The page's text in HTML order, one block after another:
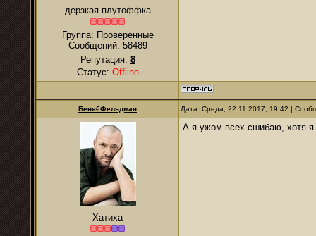
дерзкая плутоффка
Группа: Проверенные
Сообщений: 58489
Репутация: 8
Статус: Offline
Беня€Фельдман Дата: Среда, 22.11.2017, 19:42 |
Хатиха
А я ужом всех сшибаю, хотя я